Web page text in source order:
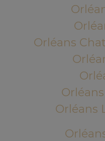
Orléans
Orléans